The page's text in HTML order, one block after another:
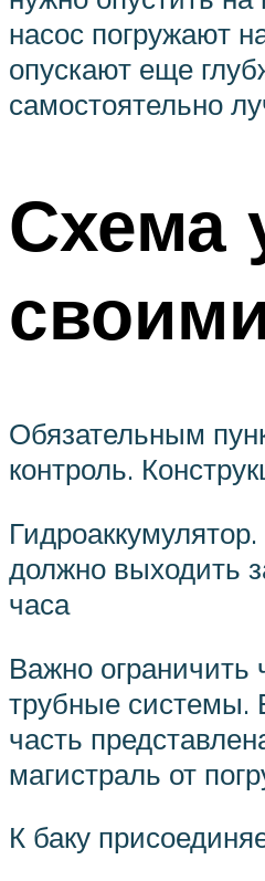
насос погружают
опускают еще
самостоятельно
Схема
Обязательным
контроль.
должно выходить
часа
Важно ограничить
трубные системы.
часть
магистраль от
К баку